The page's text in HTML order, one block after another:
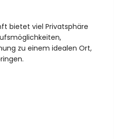
bietet viel Privatsphäre
zu einem idealen Ort,